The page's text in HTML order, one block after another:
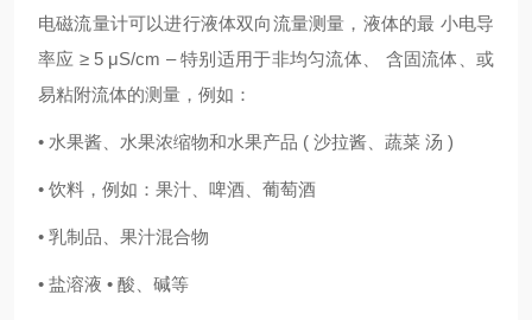
电磁流量计可以进行液体双向流量测量，液体的最 小电导
率应 ≥ 5 μS/cm – 特别适用于非均匀流体、 含固流体、或
易粘附流体的测量，例如：
• 水果酱、水果浓缩物和水果产品 ( 沙拉酱、蔬菜 汤 )
• 饮料，例如：果汁、啤酒、葡萄酒
• 乳制品、果汁混合物
• 盐溶液 • 酸、碱等